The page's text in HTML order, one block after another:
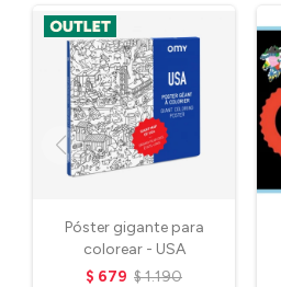
Póster gigante para
colorear - USA
$ 679 $1.190